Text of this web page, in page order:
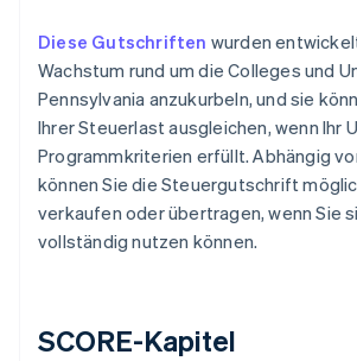
Diese Gutschriften wurden
Wachstum rund um die Colleges und
Pennsylvania anzukurbeln, und sie
Ihrer Steuerlast ausgleichen, wenn Ihr
Programmkriterien erfüllt. Abhängig
können Sie die Steuergutschrift
verkaufen oder übertragen, wenn Sie
vollständig nutzen können.
SCORE-Kapitel